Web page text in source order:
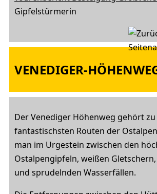
Gipfelstürmerin
VENEDIGER-
Der Venediger Höhenweg gehört zu
fantastischsten Routen der
man im Urgestein zwischen den
Ostalpengipfeln, weißen
und sprudelnden Wasserfällen.